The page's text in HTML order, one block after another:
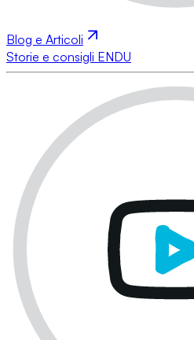
Blog e Articoli
Storie e consigli ENDU